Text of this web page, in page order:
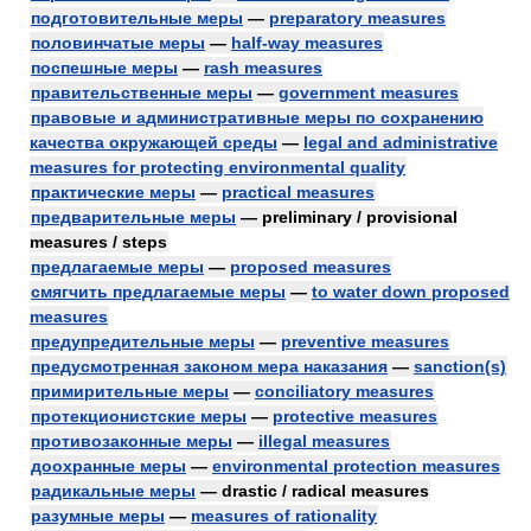
подготовительные меры — preparatory measures
половинчатые меры — half-way measures
поспешные меры — rash measures
правительственные меры — government measures
правовые и административные меры по сохранению
качества окружающей среды — legal and administrative
measures for protecting environmental quality
практические меры — practical measures
предварительные меры — preliminary / provisional
measures / steps
предлагаемые меры — proposed measures
смягчить предлагаемые меры — to water down proposed
measures
предупредительные меры — preventive measures
предусмотренная законом мера наказания — sanction(s)
примирительные меры — conciliatory measures
протекционистские меры — protective measures
противозаконные меры — illegal measures
доохранные меры — environmental protection measures
радикальные меры — drastic / radical measures
разумные меры — measures of rationality